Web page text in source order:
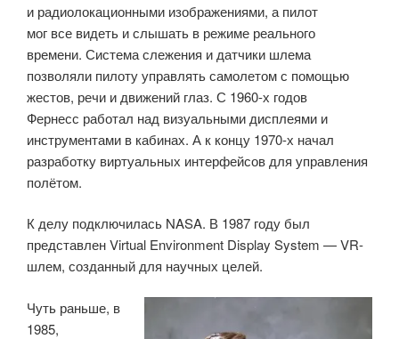
и радиолокационными изображениями, а пилот
мог все видеть и слышать в режиме реального
времени. Система слежения и датчики шлема
позволяли пилоту управлять самолетом с помощью
жестов, речи и движений глаз. С 1960-х годов
Фернесс работал над визуальными дисплеями и
инструментами в кабинах. А к концу 1970-х начал
разработку виртуальных интерфейсов для управления
полётом.
К делу подключилась NASA. В 1987 году был
представлен Virtual Environment Display System — VR-
шлем, созданный для научных целей.
Чуть раньше, в
1985,